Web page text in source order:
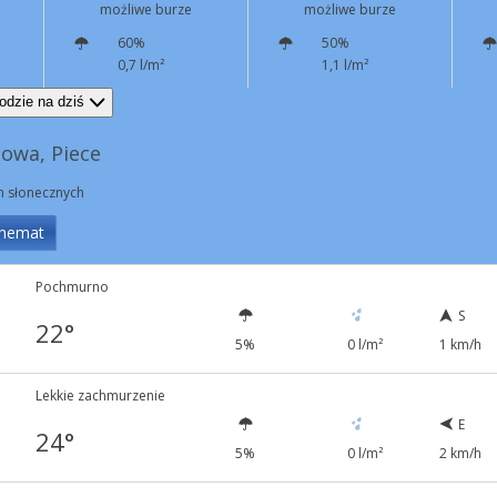
możliwe burze
możliwe burze
60%
0,7 l/m²
50%
1,1 l/m²
na dziś
Piece
Pochmurno
22° 5% 0 l/m²
S
1 km/h
Lekkie zachmurzenie
24° 5% 0 l/m²
E
2 km/h